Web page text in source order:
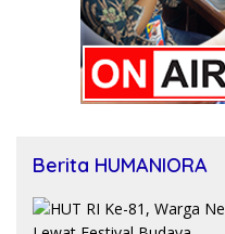
Berita HUMANIORA